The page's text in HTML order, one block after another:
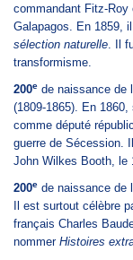
commandant Fitz-Roy
Galapagos. En 1859,
sélection naturelle.
Il
transformisme.
200e de naissance de
(1809-1865). En
comme député
guerre de Sécession.
John Wilkes Booth, le
200e de naissance de
Il est surtout célèbre
français Charles
nommer Histoires